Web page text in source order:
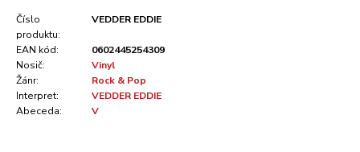
Číslo
produktu:
VEDDER EDDIE
EAN kód:
0602445254309
Nosič:
Vinyl
Žánr:
Rock & Pop
Interpret:
VEDDER EDDIE
Abeceda:
V